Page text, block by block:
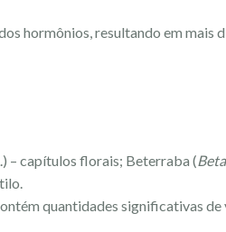
hormônios, resultando em mais
– capítulos florais; Beterraba (
quantidades significativas